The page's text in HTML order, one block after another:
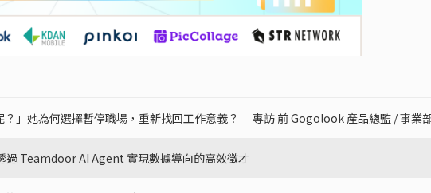
？」她為何選擇暫停職場，重新找回工作意義？｜ 專訪 前 Gogolook 產品總監 / 事業
過 Teamdoor AI Agent 實現數據導向的高效徵才